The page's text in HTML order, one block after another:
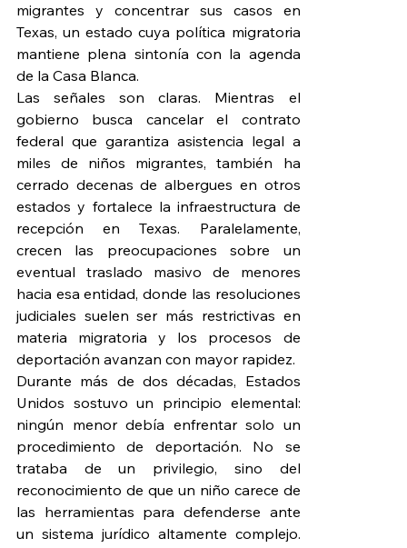
migrantes y concentrar sus casos en
Texas, un estado cuya política migratoria
mantiene plena sintonía con la agenda
de la Casa Blanca.
Las señales son claras. Mientras el
gobierno busca cancelar el contrato
federal que garantiza asistencia legal a
miles de niños migrantes, también ha
cerrado decenas de albergues en otros
estados y fortalece la infraestructura de
recepción en Texas. Paralelamente,
crecen las preocupaciones sobre un
eventual traslado masivo de menores
hacia esa entidad, donde las resoluciones
judiciales suelen ser más restrictivas en
materia migratoria y los procesos de
deportación avanzan con mayor rapidez.
Durante más de dos décadas, Estados
Unidos sostuvo un principio elemental:
ningún menor debía enfrentar solo un
procedimiento de deportación. No se
trataba de un privilegio, sino del
reconocimiento de que un niño carece de
las herramientas para defenderse ante
un sistema jurídico altamente complejo.